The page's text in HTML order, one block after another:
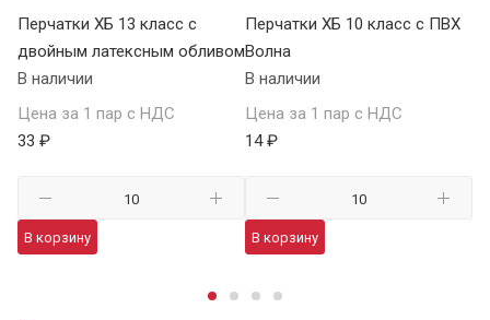
Перчатки ХБ 13 класс с
двойным латексным обливом
В наличии
Цена за 1 пар с НДС
33 ₽
В корзину
Перчатки ХБ 10 класс с ПВХ
Волна
В наличии
Цена за 1 пар с НДС
14 ₽
В корзину